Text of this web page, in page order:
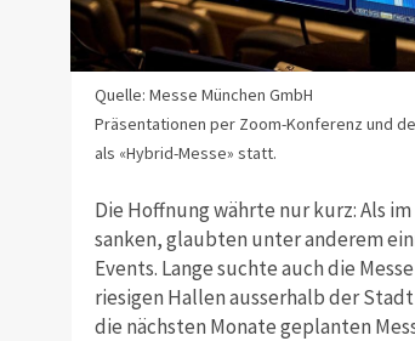
Quelle: Messe München GmbH
Präsentationen per Zoom-Konferenz und
als «Hybrid-Messe» statt.
Die Hoffnung währte nur kurz: Als
sanken, glaubten unter anderem
Events. Lange suchte auch die
riesigen Hallen ausserhalb der
die nächsten Monate geplanten